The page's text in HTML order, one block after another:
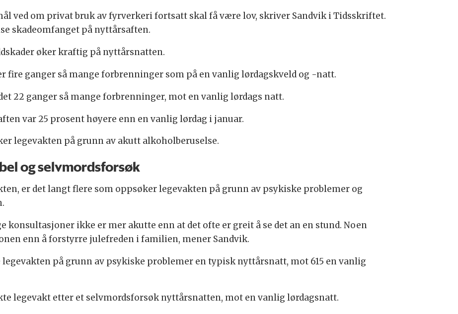
ved om privat bruk av fyrverkeri fortsatt skal få være lov, skriver Sandvik i Tidsskriftet.
skadeomfanget på nyttårsaften.
øker kraftig på nyttårsnatten.
fire ganger så mange forbrenninger som på en vanlig lørdagskveld og -natt.
22 ganger så mange forbrenninger, mot en vanlig lørdags natt.
var 25 prosent høyere enn en vanlig lørdag i januar.
legevakten på grunn av akutt alkoholberuselse.
og selvmordsforsøk
er det langt flere som oppsøker legevakten på grunn av psykiske problemer og
konsultasjoner ikke er mer akutte enn at det ofte er greit å se det an en stund. Noen
enn å forstyrre julefreden i familien, mener Sandvik.
legevakten på grunn av psykiske problemer en typisk nyttårsnatt, mot 615 en vanlig
legevakt etter et selvmordsforsøk nyttårsnatten, mot en vanlig lørdagsnatt.